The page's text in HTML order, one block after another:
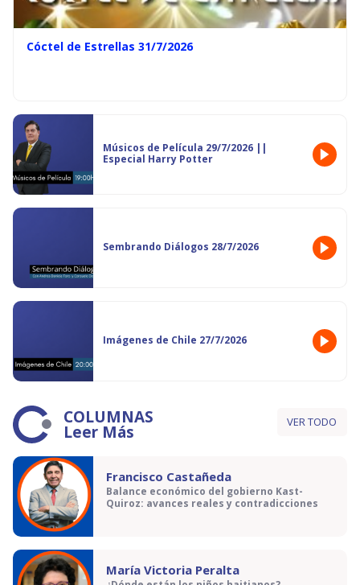
Cóctel de Estrellas 31/7/2026
Músicos de Película 29/7/2026 ||
Especial Harry Potter
Sembrando Diálogos 28/7/2026
Imágenes de Chile 27/7/2026
COLUMNAS
Leer Más VER TODO
Francisco Castañeda
Balance económico del gobierno Kast-
Quiroz: avances reales y contradicciones
María Victoria Peralta